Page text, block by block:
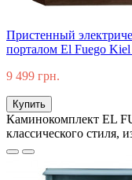
Пристенный
порталом El Fuego
9 499 грн.
Купить
Каминокомплект EL
классического стиля,